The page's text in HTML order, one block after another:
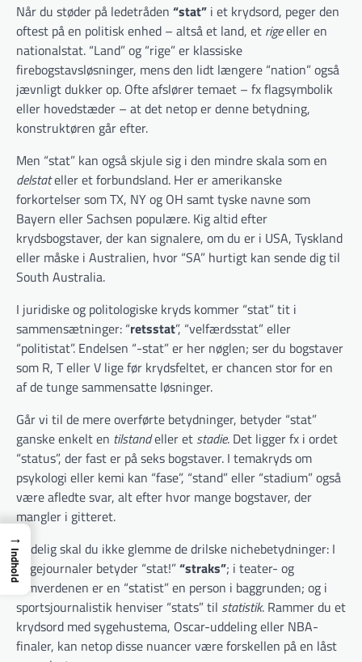
Når du støder på ledetråden “stat” i et krydsord, peger den
oftest på en politisk enhed – altså et land, et rigeeller en
nationalstat. “Land” og “rige” er klassiske
firebogstavsløsninger, mens den lidt længere “nation” også
jævnligt dukker op. Ofte afslører temaet – fx flagsymbolik
eller hovedstæder – at det netop er denne betydning,
konstruktøren går efter.
Men “stat” kan også skjule sig i den mindre skala som en
delstateller et forbundsland. Her er amerikanske
forkortelser som TX, NY og OH samt tyske navne som
Bayern eller Sachsen populære. Kig altid efter
krydsbogstaver, der kan signalere, om du er i USA, Tyskland
eller måske i Australien, hvor “SA” hurtigt kan sende dig til
South Australia.
I juridiske og politologiske kryds kommer “stat” tit i
sammensætninger: “retsstat”, “velfærdsstat” eller
“politistat”. Endelsen “-stat” er her nøglen; ser du bogstaver
som R, T eller V lige før krydsfeltet, er chancen stor for en
af de tunge sammensatte løsninger.
Går vi til de mere overførte betydninger, betyder “stat”
ganske enkelt en tilstandeller et stadie. Det ligger fx i ordet
“status”, der fast er på seks bogstaver. I tema­kryds om
psykologi eller kemi kan “fase”, “stand” eller “stadium” også
være afledte svar, alt efter hvor mange bogstaver, der
mangler i gitteret.
Endelig skal du ikke glemme de drilske nichebetydninger: I
lægejournaler betyder “stat!”“straks”; i teater- og
filmverdenen er en “statist” en person i baggrunden; og i
sportsjournalistik henviser “stats” til statistik. Rammer du et
krydsord med sygehustema, Oscar-uddeling eller NBA-
finaler, kan netop disse nuancer være forskellen på en låst
→
Indhold